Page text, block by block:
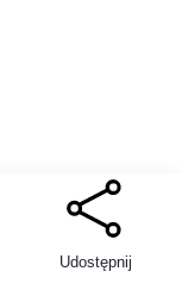
Udostępnij